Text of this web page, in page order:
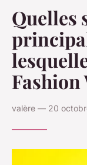
Quelles
Fashion
valère — 20